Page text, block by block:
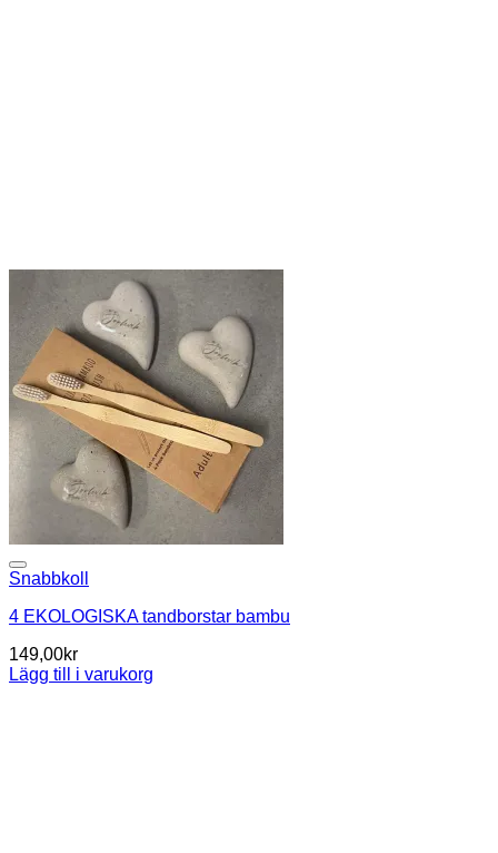
Snabbkoll
4 EKOLOGISKA tandborstar bambu
149,00kr
Lägg till i varukorg